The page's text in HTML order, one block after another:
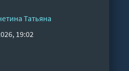
Татьяна
19:02